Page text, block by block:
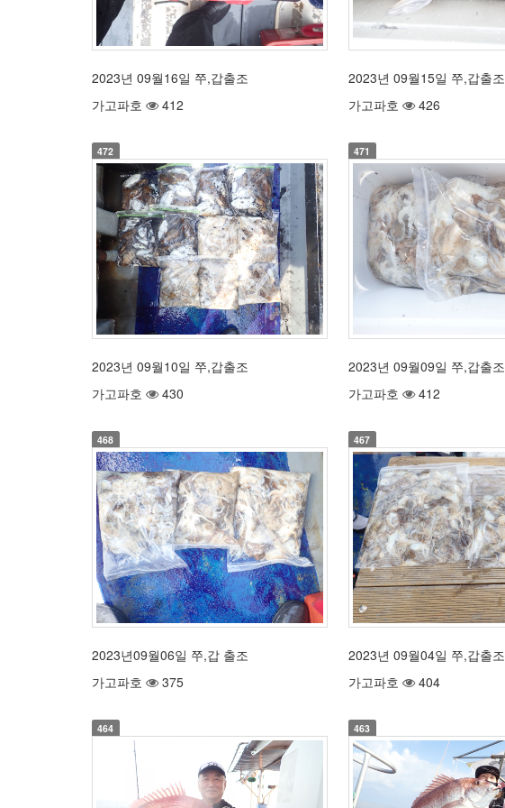
2023년 09월16일 쭈,갑출조
가고파호
412
2023년 09월15일 쭈,갑출조
가고파호
426
472
2023년 09월10일 쭈,갑출조
가고파호
430
471
2023년 09월09일 쭈,갑출조
가고파호
412
468
2023년09월06일 쭈,갑 출조
가고파호
375
467
2023년 09월04일 쭈,갑출조
가고파호
404
464 463